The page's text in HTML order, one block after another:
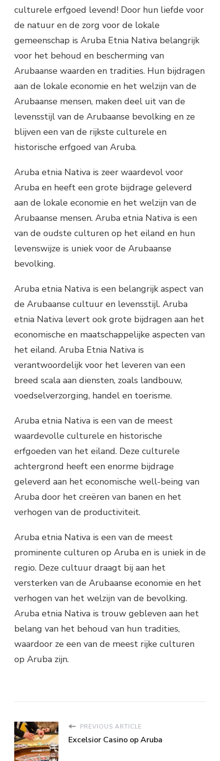
culturele erfgoed levend! Door hun liefde voor
de natuur en de zorg voor de lokale
gemeenschap is Aruba Etnia Nativa belangrijk
voor het behoud en bescherming van
Arubaanse waarden en tradities. Hun bijdragen
aan de lokale economie en het welzijn van de
Arubaanse mensen, maken deel uit van de
levensstijl van de Arubaanse bevolking en ze
blijven een van de rijkste culturele en
historische erfgoed van Aruba.
Aruba etnia Nativa is zeer waardevol voor
Aruba en heeft een grote bijdrage geleverd
aan de lokale economie en het welzijn van de
Arubaanse mensen. Aruba etnia Nativa is een
van de oudste culturen op het eiland en hun
levenswijze is uniek voor de Arubaanse
bevolking.
Aruba etnia Nativa is een belangrijk aspect van
de Arubaanse cultuur en levensstijl. Aruba
etnia Nativa levert ook grote bijdragen aan het
economische en maatschappelijke aspecten van
het eiland. Aruba Etnia Nativa is
verantwoordelijk voor het leveren van een
breed scala aan diensten, zoals landbouw,
voedselverzorging, handel en toerisme.
Aruba etnia Nativa is een van de meest
waardevolle culturele en historische
erfgoeden van het eiland. Deze culturele
achtergrond heeft een enorme bijdrage
geleverd aan het economische well-being van
Aruba door het creëren van banen en het
verhogen van de productiviteit.
Aruba etnia Nativa is een van de meest
prominente culturen op Aruba en is uniek in de
regio. Deze cultuur draagt bij aan het
versterken van de Arubaanse economie en het
verhogen van het welzijn van de bevolking.
Aruba etnia Nativa is trouw gebleven aan het
belang van het behoud van hun tradities,
waardoor ze een van de meest rijke culturen
op Aruba zijn.
PREVIOUS ARTICLE
Excelsior Casino op Aruba